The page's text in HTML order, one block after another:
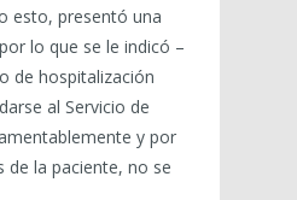
esto, presentó una
lo que se le indicó –
de hospitalización
al Servicio de
y por
de la paciente, no se